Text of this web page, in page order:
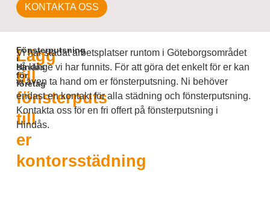
KONTAKTA OSS
Lägg
till
fönsterputs
till
er
kontorsstädning
Fönsterputsning
i
Hindås
för
företag
Vi har städat arbetsplatser runtom i Göteborgsområdet
så länge vi har funnits. För att göra det enkelt för er kan
vi även ta hand om er fönsterputsning. Ni behöver
endast en kontakt för alla städning och fönsterputsning.
Kontakta oss för en fri offert på fönsterputsning i
Hindås.